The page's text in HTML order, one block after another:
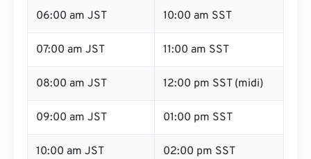
06:00 am JST 10:00 am SST
07:00 am JST 11:00 am SST
08:00 am JST 12:00 pm SST (midi)
09:00 am JST 01:00 pm SST
10:00 am JST 02:00 pm SST